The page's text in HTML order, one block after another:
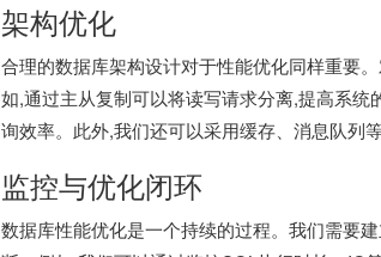
架构优化
合理的数据库架构设计对于性能优化同样重要
如,通过主从复制可以将读写请求分离,提高系
询效率。此外,我们还可以采用缓存、消息队列
监控与优化闭环
数据库性能优化是一个持续的过程。我们需要